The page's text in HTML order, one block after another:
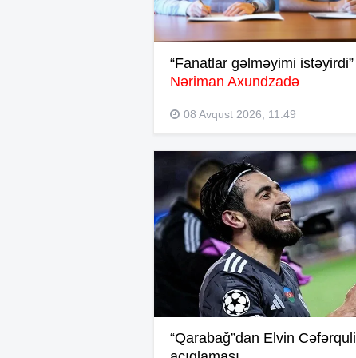
“Fanatlar gəlməyimi
Nəriman Axundzadə
08 Avqust 2026, 11:49
“Qarabağ”dan Elvin